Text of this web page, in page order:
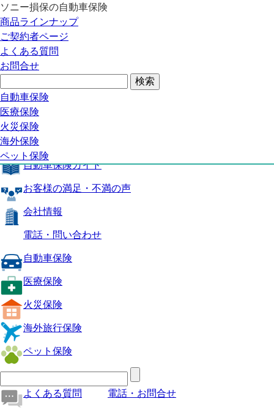
ソニー損保の自動車保険
商品ラインナップ
ご契約者ページ
よくある質問
お問合せ
自動車保険
医療保険
火災保険
海外保険
ペット保険
自動車保険トップ
商品の特長
補償内容
自動車保険ガイド
お客様の満足・不満の声
自動車保険トップ
商品の特長
補償内容
自動車保険ガイド
お客様の満足・不満の声
会社情報
電話・問い合わせ
自動車保険
医療保険
火災保険
海外旅行保険
ペット保険
よくある質問 電話・お問合せ